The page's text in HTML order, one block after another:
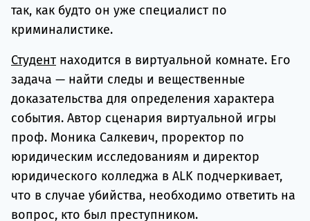
так, как будто он уже специалист по
криминалистике.
Студент находится в виртуальной комнате. Его
задача — найти следы и вещественные
доказательства для определения характера
события. Автор сценария виртуальной игры
проф. Моника Салкевич, проректор по
юридическим исследованиям и директор
юридического колледжа в ALK подчеркивает,
что в случае убийства, необходимо ответить на
вопрос, кто был преступником.